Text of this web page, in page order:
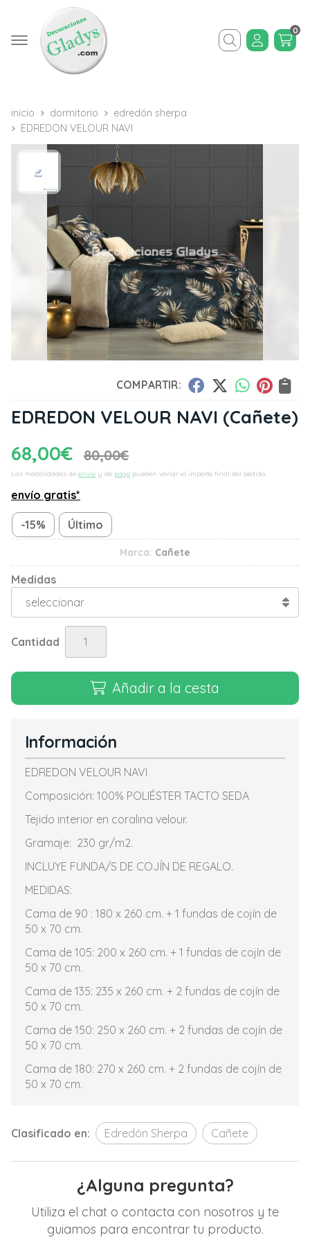
Buscar
0
inicio dormitorio
edredón sherpa
EDREDON VELOUR NAVI
COMPARTIR:
EDREDON VELOUR NAVI (Cañete)
68,00€ 80,00€
Las modalidades de envío y de pago pueden variar el importe final del pedido.
envío gratis*
-15% Último
Marca: Cañete
Medidas
Cantidad
Añadir a la cesta
Información
EDREDON VELOUR NAVI
Composición: 100% POLIÉSTER TACTO SEDA
Tejido interior en coralina velour.
Gramaje: 230 gr/m2.
INCLUYE FUNDA/S DE COJÍN DE REGALO.
MEDIDAS:
Cama de 90 : 180 x 260 cm. + 1 fundas de cojín de
50 x 70 cm.
Cama de 105: 200 x 260 cm. + 1 fundas de cojín de
50 x 70 cm.
Cama de 135: 235 x 260 cm. + 2 fundas de cojín de
50 x 70 cm.
Cama de 150: 250 x 260 cm. + 2 fundas de cojín de
50 x 70 cm.
Cama de 180: 270 x 260 cm. + 2 fundas de cojín de
50 x 70 cm.
Clasificado en: Edredón Sherpa Cañete
¿Alguna pregunta?
Utiliza el chat o contacta con nosotros y te
guiamos para encontrar tu producto.